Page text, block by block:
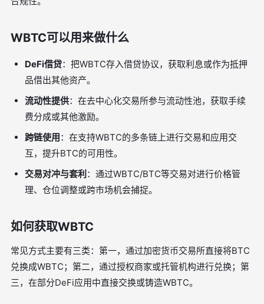
WBTC可以用来做什么
DeFi借贷：把WBTC存入借贷协议，获取利息或作为抵押
品借出其他资产。
流动性提供：在去中心化交易所参与流动性池，获取手续
费分成或其他激励。
跨链使用：在支持WBTC的多条链上进行交易和应用交
互，提升BTC的可用性。
交易对冲与套利 ：通过WBTC/BTC等交易对进行价格管
理、仓位调整或跨市场机会捕捉。
如何获取WBTC
常见方式主要有三类：第一，通过加密货币交易所直接将BTC
兑换成WBTC；第二，通过授权商家或托管机构进行兑换；第
三，在部分DeFi应用中直接交换或铸造WBTC。